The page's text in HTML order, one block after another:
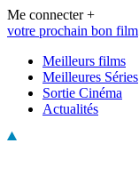
Me connecter +
votre prochain bon film
Meilleurs films
Meilleures Séries
Sortie Cinéma
Actualités